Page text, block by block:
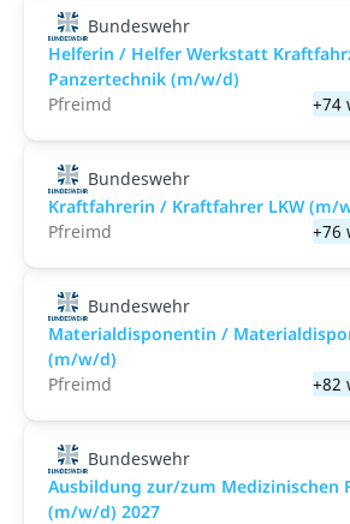
Bundeswehr
Helferin / Helfer Werkstatt
Panzertechnik (m/w/d)
Pfreimd
+74
Bundeswehr
Kraftfahrerin / Kraftfahrer LKW (m/
Pfreimd
+76
Bundeswehr
Materialdisponentin /
(m/w/d)
Pfreimd
+82
Bundeswehr
Ausbildung zur/zum Medizinischen
(m/w/d) 2027